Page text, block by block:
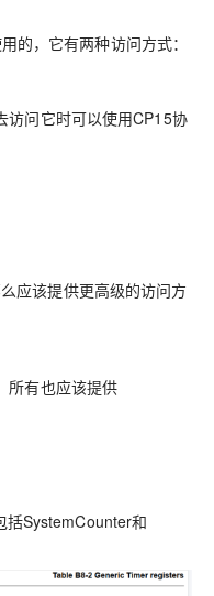
的，它有两种访问方式：
访问它时可以使用CP15协
应该提供更高级的访问方
所有也应该提供
括SystemCounter和